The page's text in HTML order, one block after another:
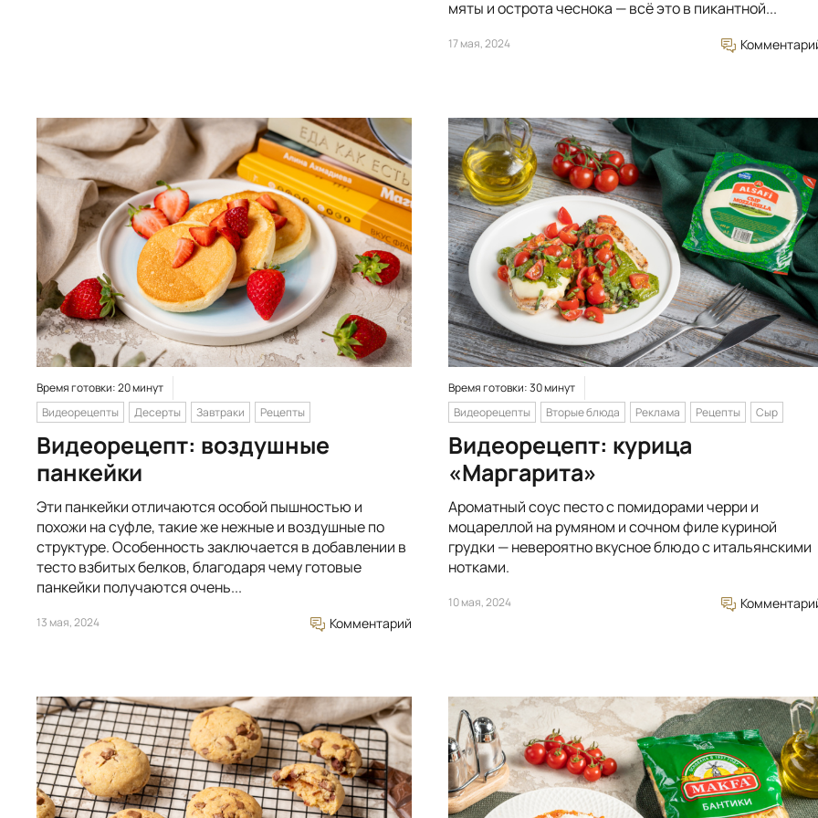
мяты и острота чеснока — всё это в пикантной...
17 мая, 2024
Время готовки: 20 минут
Видеорецепты
Десерты Завтраки Рецепты
Видеорецепт: воздушные
панкейки
Эти панкейки отличаются особой пышностью и
похожи на суфле, такие же нежные и воздушные по
структуре. Особенность заключается в добавлении в
тесто взбитых белков, благодаря чему готовые
панкейки получаются очень...
13 мая, 2024 Комментарий
Время готовки: 30 минут
Видеорецепты
Вторые блюда Реклама Рецепты Сыр
Видеорецепт: курица
«Маргарита»
Ароматный соус песто с помидорами черри и
моцареллой на румяном и сочном филе куриной
грудки — невероятно вкусное блюдо с итальянскими
нотками.
10 мая, 2024